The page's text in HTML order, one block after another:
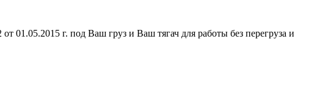
г. под Ваш груз и Ваш тягач для работы без перегруза и